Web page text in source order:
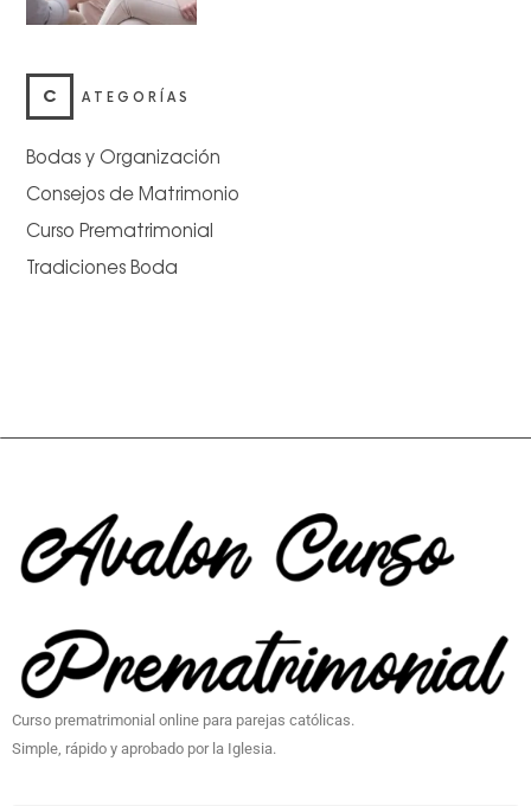
C ATEGORÍAS
Bodas y Organización
Consejos de Matrimonio
Curso Prematrimonial
Tradiciones Boda
Curso prematrimonial online para parejas católicas.
Simple, rápido y aprobado por la Iglesia.